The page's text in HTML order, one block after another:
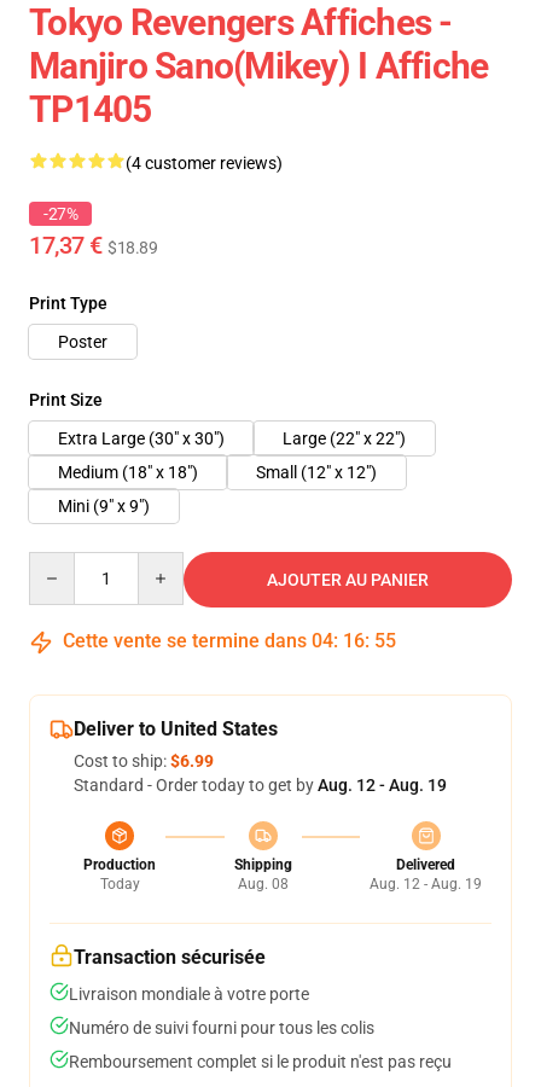
Tokyo Revengers Affiches -
Manjiro Sano(Mikey) I Affiche
TP1405
(4 customer reviews)
-27%
17,37 € $18.89
Print Type
Poster
Print Size
Extra Large (30" x 30")
Large (22" x 22")
Medium (18" x 18")
Small (12" x 12")
Mini (9" x 9")
AJOUTER AU PANIER
Cette vente se termine dans 04: 16: 55
Deliver to United States
Cost to ship:$6.99
Standard - Order today to get byAug. 12 - Aug. 19
Production
Today
Shipping
Aug. 08
Delivered
Aug. 12 - Aug. 19
Transaction sécurisée
Livraison mondiale à votre porte
Numéro de suivi fourni pour tous les colis
Remboursement complet si le produit n'est pas reçu